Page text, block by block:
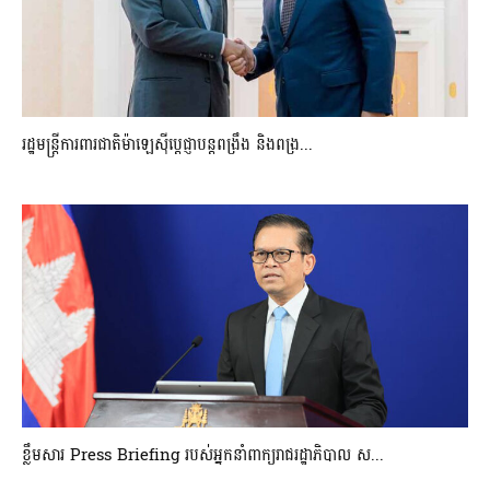
រដ្ឋមន្ត្រីការពារជាតិម៉ាឡេស៊ីប្ដេជ្ញាបន្តពង្រឹង និងពង្រ...
ខ្លឹមសារ Press Briefing របស់អ្នកនាំពាក្យរាជរដ្ឋាភិបាល ស...